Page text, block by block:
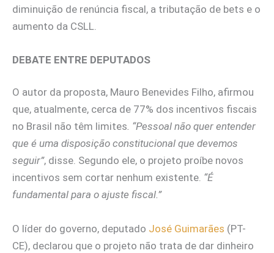
diminuição de renúncia fiscal, a tributação de bets e o
aumento da CSLL.
DEBATE ENTRE DEPUTADOS
O autor da proposta, Mauro Benevides Filho, afirmou
que, atualmente, cerca de 77% dos incentivos fiscais
no Brasil não têm limites. “Pessoal não quer entender
que é uma disposição constitucional que devemos
seguir”, disse. Segundo ele, o projeto proíbe novos
incentivos sem cortar nenhum existente. “É
fundamental para o ajuste fiscal.”
O líder do governo, deputado José Guimarães (PT-
CE), declarou que o projeto não trata de dar dinheiro